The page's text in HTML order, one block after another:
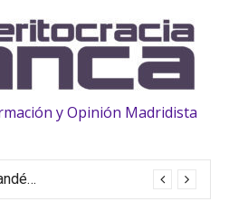
y Opinión Madridista
OFICIAL: Yan Diomandé ficha hasta 2033